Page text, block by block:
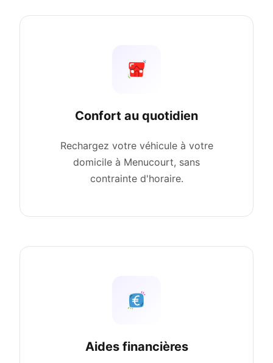
Confort au quotidien
Rechargez votre véhicule à votre
domicile à Menucourt, sans
contrainte d'horaire.
Aides financières